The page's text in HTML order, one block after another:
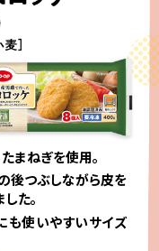
まねぎを使用。
後つぶしながら皮を
た。
も使いやすいサイズ